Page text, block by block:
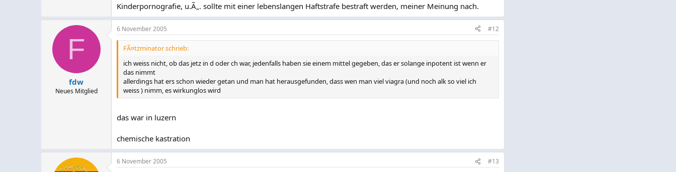
Kinderpornografie, u.Ã„. sollte mit einer lebenslangen Haftstrafe bestraft werden, meiner Meinung nach.
F
fdw
Neues Mitglied
6 November 2005 #12
FÃ¤tzminator schrieb:
ich weiss nicht, ob das jetz in d oder ch war, jedenfalls haben sie einem mittel gegeben, das er solange inpotent ist wenn er
das nimmt
allerdings hat ers schon wieder getan und man hat herausgefunden, dass wen man viel viagra (und noch alk so viel ich
weiss ) nimm, es wirkunglos wird
das war in luzern
chemische kastration
6 November 2005 #13